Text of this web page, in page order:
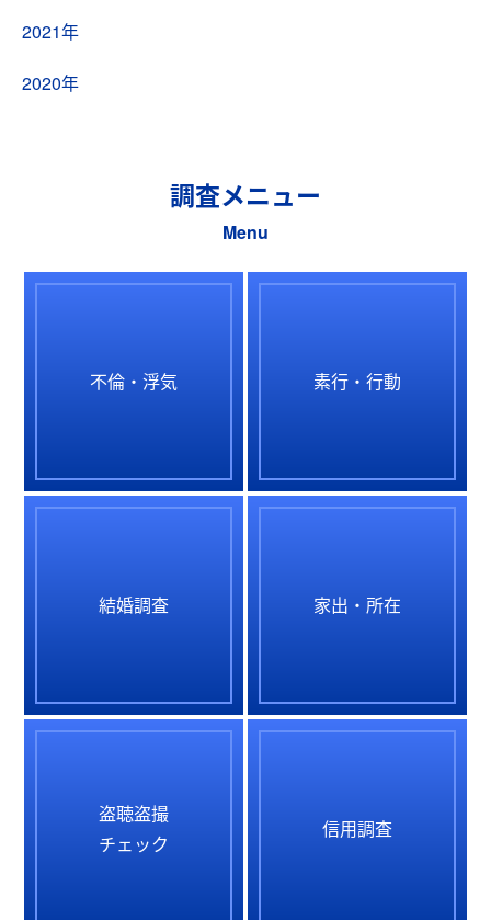
2021年
2020年
調査メニュー
Menu
不倫・浮気 素行・行動
結婚調査 家出・所在
盗聴盗撮
チェック
信用調査